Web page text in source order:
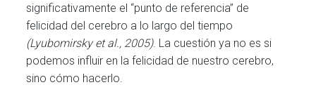
significativamente el “punto de referencia” de
felicidad del cerebro a lo largo del tiempo
(Lyubomirsky et al., 2005). La cuestión ya no es si
podemos influir en la felicidad de nuestro cerebro,
sino cómo hacerlo.